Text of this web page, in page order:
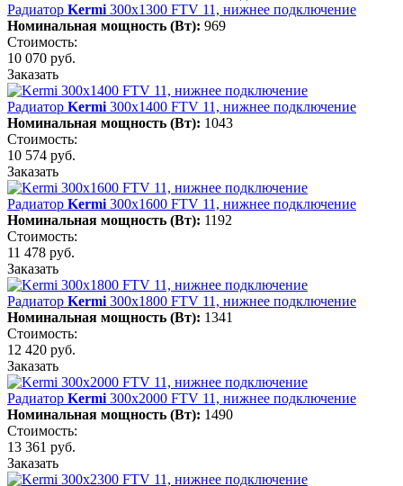
Радиатор Kermi 300х1300 FTV 11, нижнее подключение
Номинальная мощность (Вт): 969
Стоимость:
10 070 руб.
Заказать
Радиатор Kermi 300х1400 FTV 11, нижнее подключение
Номинальная мощность (Вт): 1043
Стоимость:
10 574 руб.
Заказать
Радиатор Kermi 300х1600 FTV 11, нижнее подключение
Номинальная мощность (Вт): 1192
Стоимость:
11 478 руб.
Заказать
Радиатор Kermi 300х1800 FTV 11, нижнее подключение
Номинальная мощность (Вт): 1341
Стоимость:
12 420 руб.
Заказать
Радиатор Kermi 300х2000 FTV 11, нижнее подключение
Номинальная мощность (Вт): 1490
Стоимость:
13 361 руб.
Заказать